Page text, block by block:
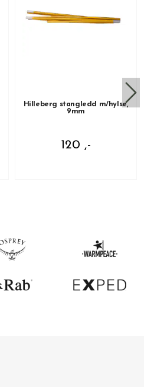
Hilleberg stangledd m/hylse,
9mm
120 ,-